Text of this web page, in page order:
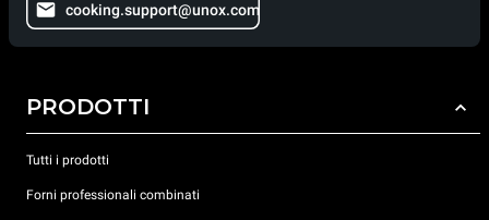
cooking.support@unox.com
PRODOTTI
Tutti i prodotti
Forni professionali combinati